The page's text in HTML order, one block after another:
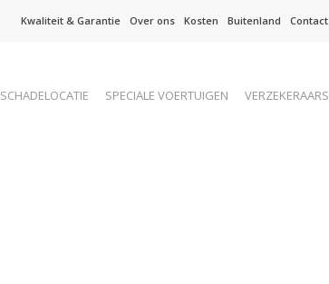
Kwaliteit & Garantie Over ons Kosten Buitenland Contact
SCHADELOCATIE SPECIALE VOERTUIGEN VERZEKERAARS